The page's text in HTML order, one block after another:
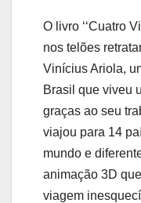
O livro ‘‘Cuatro
nos telões
Vinícius Ariola,
Brasil que viveu
graças ao seu
viajou para 14
mundo e
animação 3D
viagem